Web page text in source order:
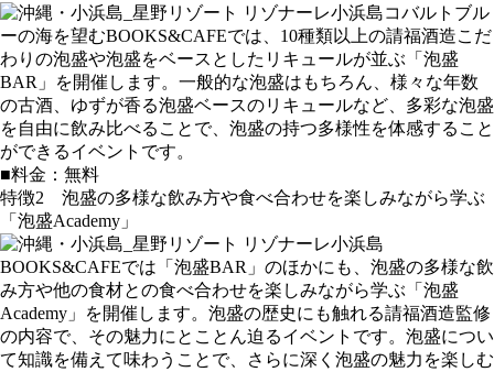
コバルトブル
ーの海を望むBOOKS&CAFEでは、10種類以上の請福酒造こだ
わりの泡盛や泡盛をベースとしたリキュールが並ぶ「泡盛
BAR」を開催します。一般的な泡盛はもちろん、様々な年数
の古酒、ゆずが香る泡盛ベースのリキュールなど、多彩な泡盛
を自由に飲み比べることで、泡盛の持つ多様性を体感すること
ができるイベントです。
■料金：無料
特徴2 泡盛の多様な飲み方や食べ合わせを楽しみながら学ぶ
「泡盛Academy」
BOOKS&CAFEでは「泡盛BAR」のほかにも、泡盛の多様な飲
み方や他の食材との食べ合わせを楽しみながら学ぶ「泡盛
Academy」を開催します。泡盛の歴史にも触れる請福酒造監修
の内容で、その魅力にとことん迫るイベントです。泡盛につい
て知識を備えて味わうことで、さらに深く泡盛の魅力を楽しむ